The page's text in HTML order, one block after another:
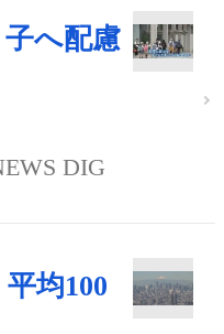
へ配慮
DIG
均100